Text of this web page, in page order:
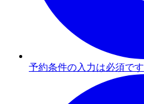
予約条件の入力は必須です